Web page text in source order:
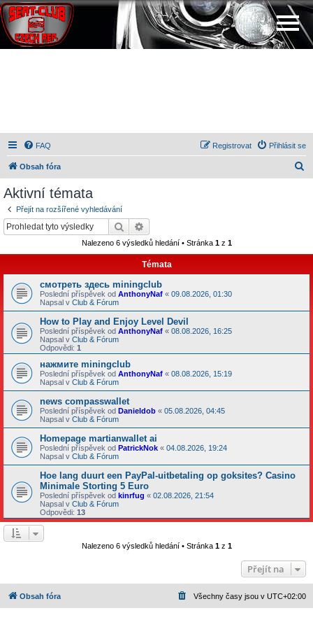
FAQ Přihlásit se
Registrovat
Obsah fóra
Aktivní témata
Přejít na rozšířené vyhledávání
Hledat
Nalezeno 6 výsledků hledání • Stránka 1z 1
Témata
смотреть здесь miningclub
Poslední příspěvek od AnthonyNaf « 09.08.2026, 01:30
Napsal v Club & Fórum
How to Play and Enjoy Level Devil
Poslední příspěvek od AnthonyNaf « 08.08.2026, 16:25
Napsal v Club & Fórum
Odpovědi: 1
нажмите miningclub
Poslední příspěvek od AnthonyNaf « 08.08.2026, 15:19
Napsal v Club & Fórum
news compasswallet
Poslední příspěvek od Danieldob « 05.08.2026, 04:45
Napsal v Club & Fórum
Homepage martianwallet ai
Poslední příspěvek od PatrickNok « 04.08.2026, 19:24
Napsal v Club & Fórum
Hoe lang duurt een PayPal-uitbetaling op goksites? Casino
Minimale Storting 5 Euro
Poslední příspěvek od kinrfug « 02.08.2026, 21:54
Napsal v Club & Fórum
Odpovědi: 13
Nalezeno 6 výsledků hledání • Stránka 1z 1
Přejít na
Obsah fóra Všechny časy jsou v UTC+02:00